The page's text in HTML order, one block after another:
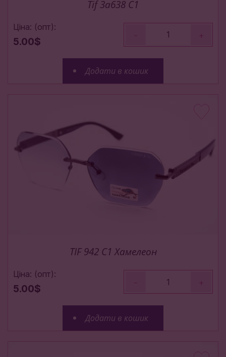
Tif 3a638 C1
Ціна: (опт):
5.00$
- +
Додати в кошик
TIF 942 C1 Хамелеон
Ціна: (опт):
5.00$
- +
Додати в кошик